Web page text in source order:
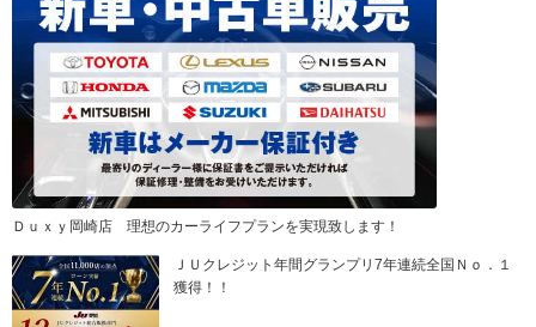
Ｄｕｘｙ岡崎店 理想のカーライフプランを実現致します！
ＪＵクレジット年間グランプリ7年連続全国Ｎｏ．１
獲得！！